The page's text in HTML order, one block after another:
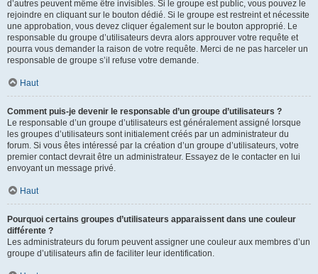
d’autres peuvent même être invisibles. Si le groupe est public, vous pouvez le
rejoindre en cliquant sur le bouton dédié. Si le groupe est restreint et nécessite
une approbation, vous devez cliquer également sur le bouton approprié. Le
responsable du groupe d’utilisateurs devra alors approuver votre requête et
pourra vous demander la raison de votre requête. Merci de ne pas harceler un
responsable de groupe s’il refuse votre demande.
Haut
Comment puis-je devenir le responsable d’un groupe d’utilisateurs ?
Le responsable d’un groupe d’utilisateurs est généralement assigné lorsque
les groupes d’utilisateurs sont initialement créés par un administrateur du
forum. Si vous êtes intéressé par la création d’un groupe d’utilisateurs, votre
premier contact devrait être un administrateur. Essayez de le contacter en lui
envoyant un message privé.
Haut
Pourquoi certains groupes d’utilisateurs apparaissent dans une couleur
différente ?
Les administrateurs du forum peuvent assigner une couleur aux membres d’un
groupe d’utilisateurs afin de faciliter leur identification.